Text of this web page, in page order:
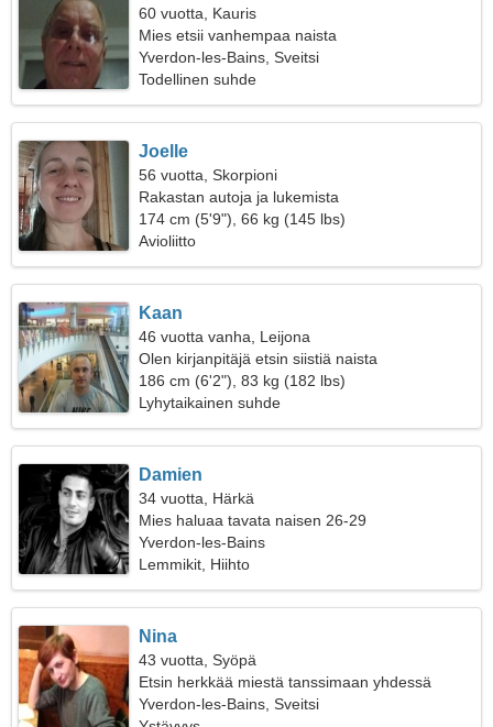
60 vuotta, Kauris
Mies etsii vanhempaa naista
Yverdon-les-Bains, Sveitsi
Todellinen suhde
Joelle
56 vuotta, Skorpioni
Rakastan autoja ja lukemista
174 cm (5'9"), 66 kg (145 lbs)
Avioliitto
Kaan
46 vuotta vanha, Leijona
Olen kirjanpitäjä etsin siistiä naista
186 cm (6'2"), 83 kg (182 lbs)
Lyhytaikainen suhde
Damien
34 vuotta, Härkä
Mies haluaa tavata naisen 26-29
Yverdon-les-Bains
Lemmikit, Hiihto
Nina
43 vuotta, Syöpä
Etsin herkkää miestä tanssimaan yhdessä
Yverdon-les-Bains, Sveitsi